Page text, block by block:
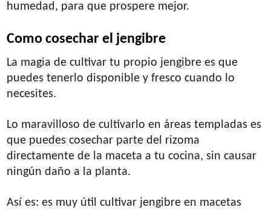
humedad, para que prospere mejor.
Como cosechar el jengibre
La magia de cultivar tu propio jengibre es que
puedes tenerlo disponible y fresco cuando lo
necesites.
Lo maravilloso de cultivarlo en áreas templadas es
que puedes cosechar parte del rizoma
directamente de la maceta a tu cocina, sin causar
ningún daño a la planta.
Así es: es muy útil cultivar jengibre en macetas